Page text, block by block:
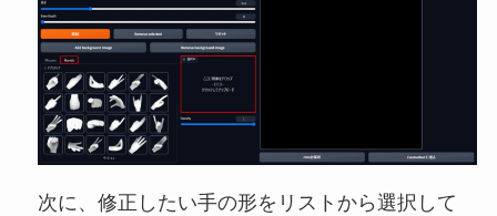
次に、修正したい手の形をリストから選択して